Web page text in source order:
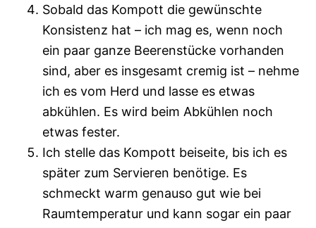
Sobald das Kompott die gewünschte
Konsistenz hat – ich mag es, wenn noch
ein paar ganze Beerenstücke vorhanden
sind, aber es insgesamt cremig ist – nehme
ich es vom Herd und lasse es etwas
abkühlen. Es wird beim Abkühlen noch
etwas fester.
Ich stelle das Kompott beiseite, bis ich es
später zum Servieren benötige. Es
schmeckt warm genauso gut wie bei
Raumtemperatur und kann sogar ein paar